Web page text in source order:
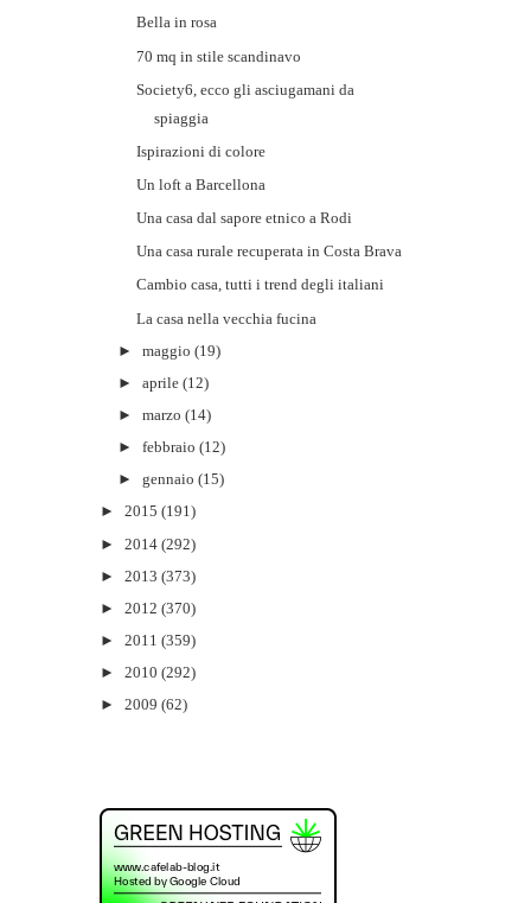
Bella in rosa
70 mq in stile scandinavo
Society6, ecco gli asciugamani da
spiaggia
Ispirazioni di colore
Un loft a Barcellona
Una casa dal sapore etnico a Rodi
Una casa rurale recuperata in Costa Brava
Cambio casa, tutti i trend degli italiani
La casa nella vecchia fucina
►maggio (19)
►aprile (12)
►marzo (14)
►febbraio (12)
►gennaio (15)
► 2015 (191)
► 2014 (292)
► 2013 (373)
► 2012 (370)
► 2011 (359)
► 2010 (292)
► 2009 (62)